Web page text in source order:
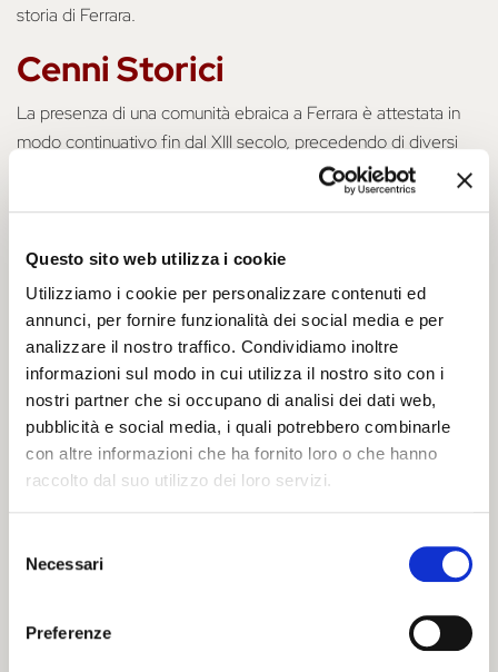
Questo sito web utilizza i cookie
Utilizziamo i cookie per personalizzare contenuti ed
annunci, per fornire funzionalità dei social media e per
analizzare il nostro traffico. Condividiamo inoltre
informazioni sul modo in cui utilizza il nostro sito con i
nostri partner che si occupano di analisi dei dati web,
pubblicità e social media, i quali potrebbero combinarle
con altre informazioni che ha fornito loro o che hanno
raccolto dal suo utilizzo dei loro servizi.
delNecessari
Preferenze
storia di Ferrara.
Cenni Storici
La presenza di una comunità ebraica a Ferrara è attestata in
modo continuativo fin dal XIII secolo, precedendo di diversi
secoli l’istituzione del ghetto. La Corte Estense accolse e
dette rifugio a numerosi intellettuali ebrei durante il
impiegando i fuggitivi - spesso provenienti dalla Spagna - a
Corte.
Nel 1597 lo Stato Pontificio ristabilì il controllo sulla città e,
dopo l’emanazione di diversi editti, nel 1624 iniziò la
costruzione del ghetto ebraico. L'imposizione arrivò
pochissimi anni dopo per i circa 1500 ebrei residenti in
città.Per oltre un secolo la comunità dovette rispettare la
totale reclusione dall’ora del tramonto all'alba del giorno
persecuzioni che avrebbero poi portato alla Seconda Guerra
Mondiale: tra 1941 e 1945 i fascisti rubarono e distrussero molti